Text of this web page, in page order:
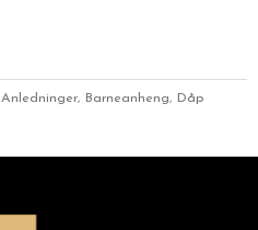
Anledninger, Barneanheng, Dåp